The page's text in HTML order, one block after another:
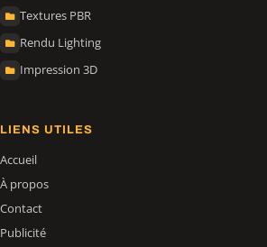
Textures PBR
Rendu Lighting
Impression 3D
LIENS UTILES
Accueil
À propos
Contact
Publicité